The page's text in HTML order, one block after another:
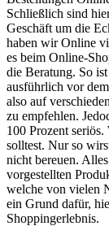
Schließlich sind
Geschäft um die
haben wir Online
es beim Online-
die Beratung. So
ausführlich vor dem
also auf
zu empfehlen.
100 Prozent
solltest. Nur so
nicht bereuen.
vorgestellten
welche von vielen
ein Grund dafür,
Shoppingerlebnis.